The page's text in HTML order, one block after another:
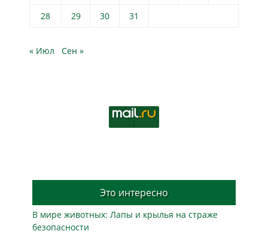
28
29 30 31
« Июл Сен »
Это интересно
В мире животных: Лапы и крылья на страже
безопасности